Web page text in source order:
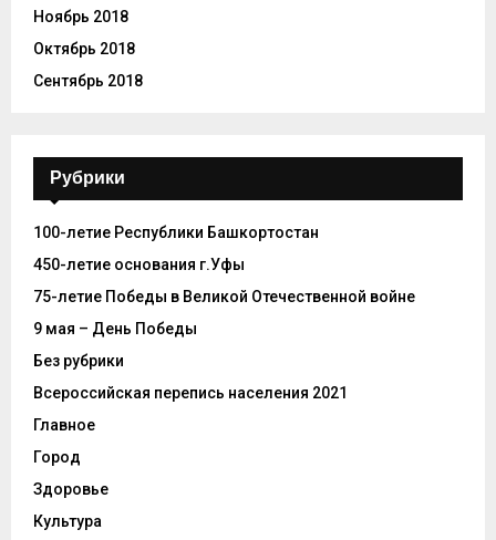
Ноябрь 2018
Октябрь 2018
Сентябрь 2018
Рубрики
100-летие Республики Башкортостан
450-летие основания г.Уфы
75-летие Победы в Великой Отечественной войне
9 мая – День Победы
Без рубрики
Всероссийская перепись населения 2021
Главное
Город
Здоровье
Культура